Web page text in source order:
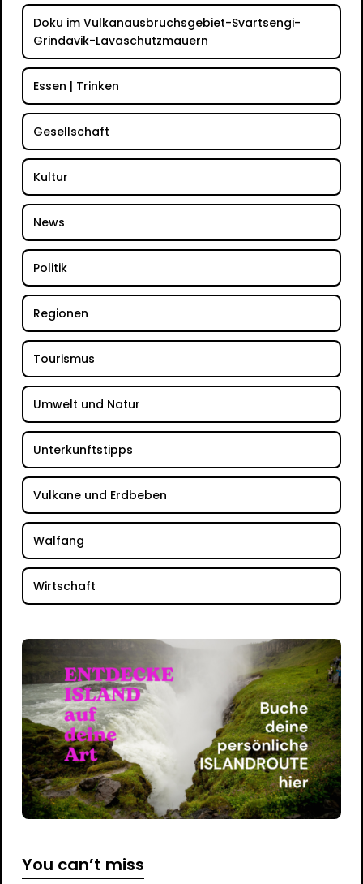
Doku im Vulkanausbruchsgebiet-Svartsengi-
Grindavik-Lavaschutzmauern
Essen | Trinken
Gesellschaft
Kultur
News
Politik
Regionen
Tourismus
Umwelt und Natur
Unterkunftstipps
Vulkane und Erdbeben
Walfang
Wirtschaft
You can’t miss